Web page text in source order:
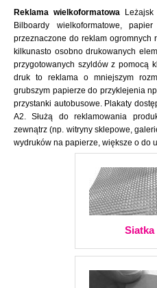
Reklama wielkoformatowa
Bilboardy wielkoformatowe,
przeznaczone do reklam ogromnych
kilkunasto osobno drukowanych
przygotowanych szyldów z pomocą
druk to reklama o mniejszym
grubszym papierze do przyklejenia
przystanki autobusowe. Plakaty
A2. Służą do reklamowania
zewnątrz (np. witryny sklepowe,
wydruków na papierze, większe o do
Siatka